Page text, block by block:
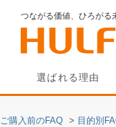
つながる価値、ひろがる
選ばれる理由
ご購入前のFAQ > 目的別